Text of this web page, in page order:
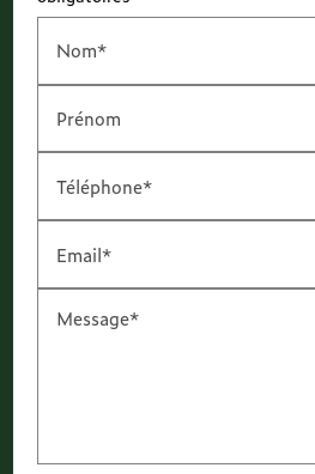
Nom*
Prénom
Téléphone*
Email*
Message*